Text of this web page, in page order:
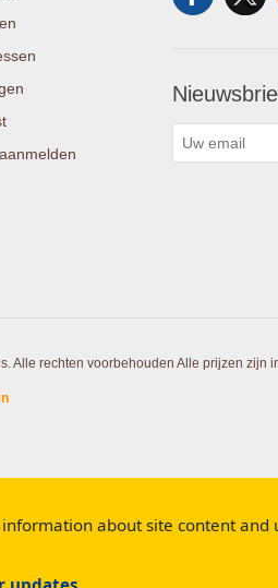
Alle rechten voorbehouden Alle prijzen zijn
about site content and